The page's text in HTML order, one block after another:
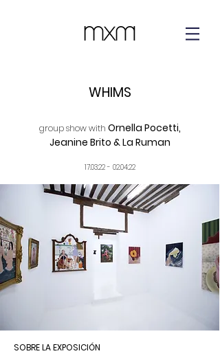
WHIMS
group show with Ornella Pocetti,
Jeanine Brito & La Ruman
17.03.22 - 02.04.22
SOBRE LA EXPOSICIÓN